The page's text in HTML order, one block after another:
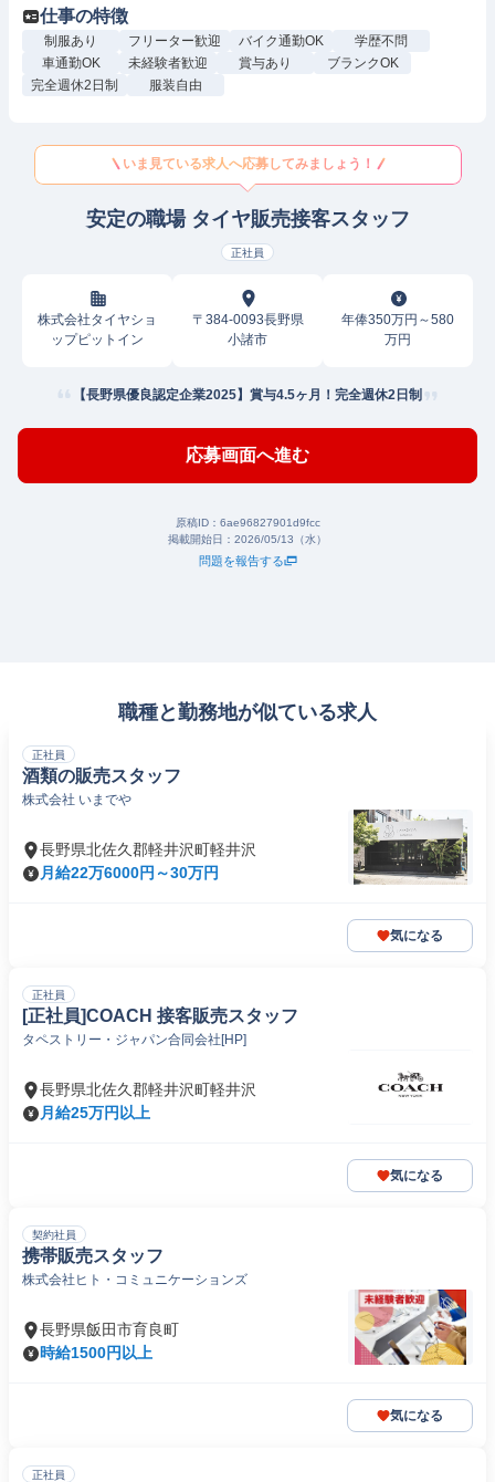
仕事の特徴
制服あり フリーター歓迎 バイク通勤OK
学歴不問
車通勤OK
未経験者歓迎 賞与あり
ブランクOK
完全週休2日制
服装自由
いま見ている求人へ応募してみましょう！
安定の職場 タイヤ販売接客スタッフ
正社員
株式会社タイヤショ
ップピットイン
〒384-0093長野県
小諸市
年俸350万円～580
万円
【長野県優良認定企業2025】賞与4.5ヶ月！完全週休2日制
応募画面へ進む
原稿ID： 6ae96827901d9fcc
掲載開始日： 2026/05/13（水）
問題を報告する
職種と勤務地が似ている求人
正社員
酒類の販売スタッフ
株式会社 いまでや
長野県北佐久郡軽井沢町軽井沢
月給22万6000円～30万円
気になる
正社員
[正社員]COACH 接客販売スタッフ
タペストリー・ジャパン合同会社[HP]
長野県北佐久郡軽井沢町軽井沢
月給25万円以上
気になる
契約社員
携帯販売スタッフ
株式会社ヒト・コミュニケーションズ
長野県飯田市育良町
時給1500円以上
気になる
正社員